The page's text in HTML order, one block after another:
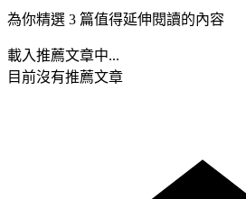
為你精選 3 篇值得延伸閱讀的內容
載入推薦文章中...
目前沒有推薦文章